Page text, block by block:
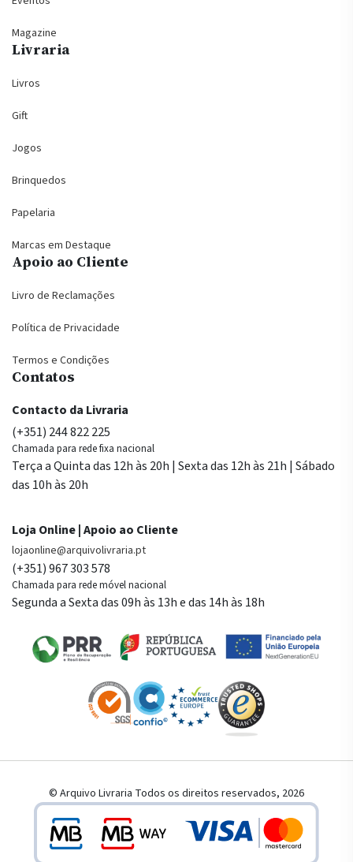
Magazine
Livraria
Livros
Gift
Jogos
Brinquedos
Papelaria
Marcas em Destaque
Apoio ao Cliente
Livro de Reclamações
Política de Privacidade
Termos e Condições
Contatos
Contacto da Livraria
(+351) 244 822 225
Chamada para rede fixa nacional
Terça a Quinta das 12h às 20h | Sexta das 12h às 21h | Sábado
das 10h às 20h
Loja Online | Apoio ao Cliente
lojaonline@arquivolivraria.pt
(+351) 967 303 578
Chamada para rede móvel nacional
Segunda a Sexta das 09h às 13h e das 14h às 18h
© Arquivo Livraria Todos os direitos reservados, 2026